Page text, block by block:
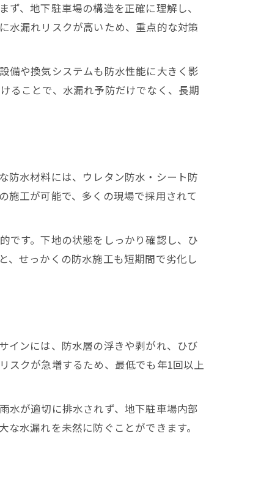
、地下駐車場の構造を正確に理解し、
水漏れリスクが高いため、重点的な対策
備や換気システムも防水性能に大きく影
ることで、水漏れ予防だけでなく、長期
防水材料には、ウレタン防水・シート防
施工が可能で、多くの現場で採用されて
す。下地の状態をしっかり確認し、ひ
、せっかくの防水施工も短期間で劣化し
インには、防水層の浮きや剥がれ、ひび
スクが急増するため、最低でも年1回以上
水が適切に排水されず、地下駐車場内部
水漏れを未然に防ぐことができます。